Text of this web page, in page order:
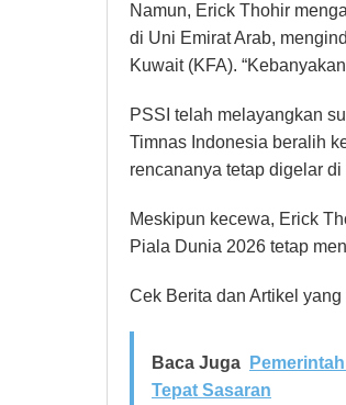
Namun, Erick Thohir
di Uni Emirat Arab,
Kuwait (KFA).
PSSI telah melayangkan
Timnas Indonesia beralih
rencananya tetap digelar
Meskipun kecewa, Erick
Piala Dunia 2026 tetap
Cek Berita dan Artikel yang
Baca Juga
Tepat Sasaran